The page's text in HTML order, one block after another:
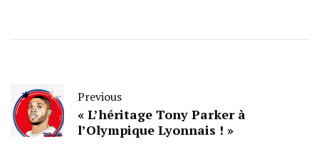
Previous
« L’héritage Tony Parker à
l’Olympique Lyonnais ! »